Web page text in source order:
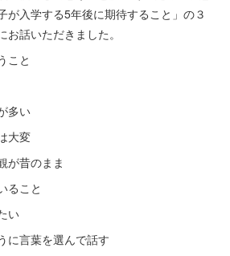
が入学する5年後に期待すること」の３
話いただきました。
こと
多い
大変
が昔のまま
こと
い
に言葉を選んで話す